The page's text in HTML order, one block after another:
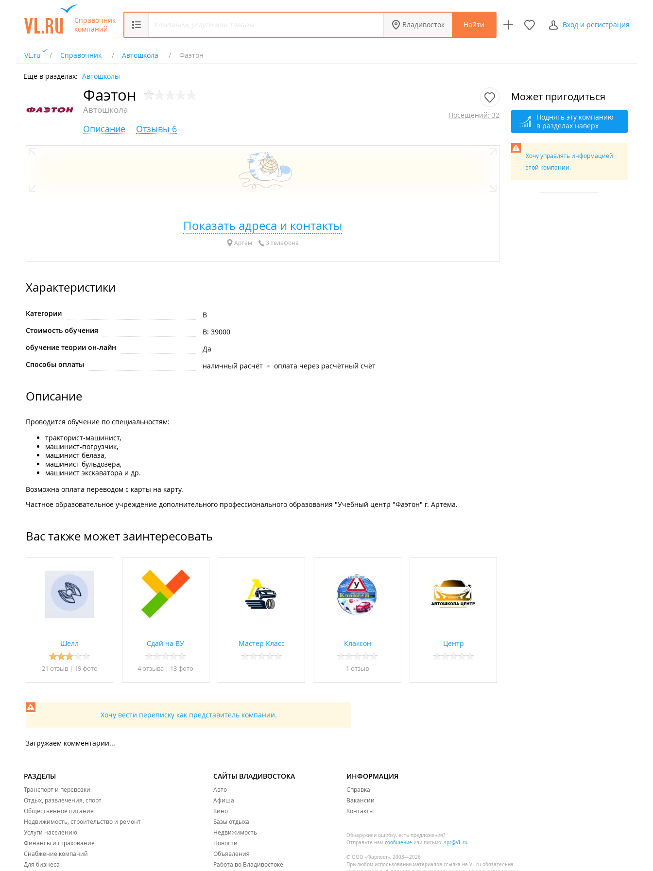
Справочник
компаний
Владивосток Найти Вход и регистрация
VL.ru Справочник Автошкола Фаэтон
Ещё в разделах: Автошколы
Фаэтон
Автошкола Посещений: 32
Описание Отзывы 6
Показать адреса и контакты
Артём 3 телефона
Характеристики
Категории
B
Стоимость обучения
B: 39000
обучение теории он-лайн
Да
Способы оплаты
наличный расчёт оплата через расчётный счёт
Описание
Проводится обучение по специальностям:
тракторист-машинист,
машинист-погрузчик,
машинист белаза,
машинист бульдозера,
машинист экскаватора и др.
Возможна оплата переводом с карты на карту.
Частное образовательное учреждение дополнительного профессионального образования "Учебный центр "Фаэтон" г. Артема.
Вас также может заинтересовать
Шелл
21 отзыв | 19 фото
Сдай на ВУ
4 отзывa | 13 фото
Мастер Класс Клаксон
1 отзыв
Центр
Хочу вести переписку как представитель компании.
Загружаем комментарии...
Может пригодиться
Поднять эту компанию
в разделах наверх
Хочу управлять информацией
этой компании.
РАЗДЕЛЫ
Транспорт и перевозки
Отдых, развлечения, спорт
Общественное питание
Недвижимость, строительство и ремонт
Услуги населению
Финансы и страхование
Снабжение компаний
Для бизнеса
САЙТЫ ВЛАДИВОСТОКА
Авто
Афиша
Кино
Базы отдыха
Недвижимость
Новости
Объявления
Работа во Владивостоке
ИНФОРМАЦИЯ
Справка
Вакансии
Контакты
Обнаружили ошибку, есть предложения?
Отправьте нам сообщение или письмо: spr@VL.ru
© ООО «Фарпост», 2003—2026
При любом использовании материалов ссылка на VL.ru обязательна.